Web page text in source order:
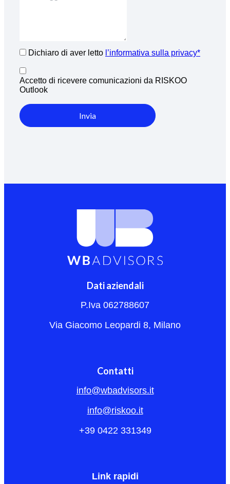
Dichiaro di aver letto l’informativa sulla privacy*
Accetto di ricevere comunicazioni da RISKOO
Outlook
Invia
Dati aziendali
P.Iva 062788607
Via Giacomo Leopardi 8, Milano
Contatti
info@wbadvisors.it
info@riskoo.it
+39 0422 331349
Link rapidi